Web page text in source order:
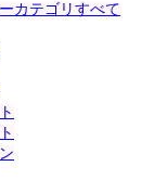
カテゴリすべて